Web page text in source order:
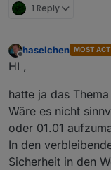
1 Reply
haselchen MOST
HI ,
hatte ja das
Wäre es nicht
oder 01.01
In den
Sicherheit in den